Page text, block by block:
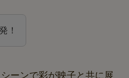
！
ーンで彩が映子と共に展